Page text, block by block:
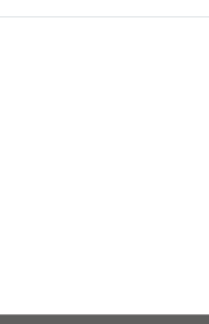
vibrant
offices and
clearing